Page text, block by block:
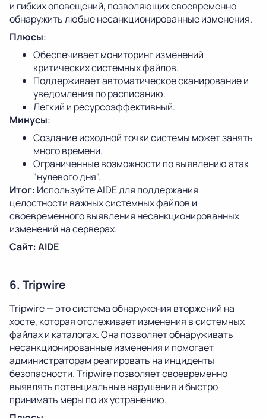
и гибких оповещений, позволяющих своевременно
обнаружить любые несанкционированные изменения.
Плюсы:
Обеспечивает мониторинг изменений
критических системных файлов.
Поддерживает автоматическое сканирование и
уведомления по расписанию.
Легкий и ресурсоэффективный.
Минусы:
Создание исходной точки системы может занять
много времени.
Ограниченные возможности по выявлению атак
"нулевого дня".
Итог: Используйте AIDE для поддержания
целостности важных системных файлов и
своевременного выявления несанкционированных
изменений на серверах.
Сайт:AIDE
6. Tripwire
Tripwire — это система обнаружения вторжений на
хосте, которая отслеживает изменения в системных
файлах и каталогах. Она позволяет обнаруживать
несанкционированные изменения и помогает
администраторам реагировать на инциденты
безопасности. Tripwire позволяет своевременно
выявлять потенциальные нарушения и быстро
принимать меры по их устранению.